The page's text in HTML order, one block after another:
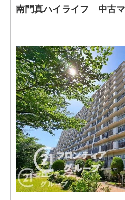
南門真ハイライフ 中古